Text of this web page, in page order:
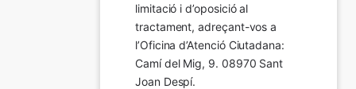
limitació i d’oposició al
tractament, adreçant-vos a
l’Oficina d’Atenció Ciutadana:
Camí del Mig, 9. 08970 Sant
Joan Despí.